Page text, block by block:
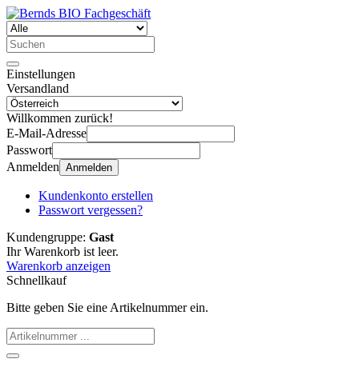
Einstellungen
Versandland
Willkommen zurück!
E-Mail-Adresse
Passwort
Anmelden Anmelden
Kundenkonto erstellen
Passwort vergessen?
Kundengruppe: Gast
Ihr Warenkorb ist leer.
Warenkorb anzeigen
Schnellkauf
Bitte geben Sie eine Artikelnummer ein.